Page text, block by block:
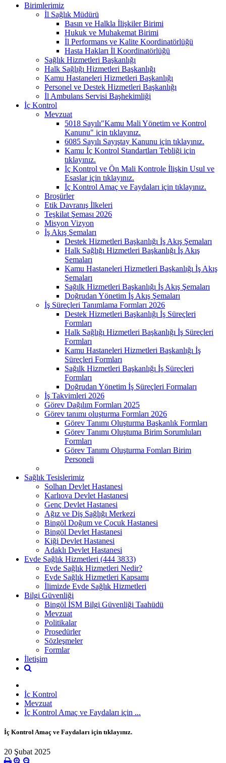
Birimlerimiz
İl Sağlık Müdürü
Basın ve Halkla İlişkiler Birimi
Hukuk ve Muhakemat Birimi
İl Performans ve Kalite Koordinatörlüğü
Hasta Hakları İl Koordinatörlüğü
Sağlık Hizmetleri Başkanlığı
Halk Sağlığı Hizmetleri Başkanlığı
Kamu Hastaneleri Hizmetleri Başkanlığı
Personel ve Destek Hizmetleri Başkanlığı
İl Ambulans Servisi Başhekimliği
İç Kontrol
Mevzuat
5018 Sayılı"Kamu Mali Yönetim ve Kontrol
Kanunu" için tıklayınız.
6085 Sayılı Sayıştay Kanunu için tıklayınız.
Kamu İç Kontrol Standartları Tebliği için
tıklayınız.
İç Kontrol ve Ön Mali Kontrole İlişkin Usul ve
Esaslar için tıklayınız.
İç Kontrol Amaç ve Faydaları için tıklayınız.
Broşürler
Etik Davranış İlkeleri
Teşkilat Şeması 2026
Misyon Vizyon
İş Akış Şemaları
Destek Hizmetleri Başkanlığı İş Akış Şemaları
Halk Sağlığı Hizmetleri Başkanlığı İş Akış
Şemaları
Kamu Hastaneleri Hizmetleri Başkanlığı İş Akış
Şemaları
Sağılk Hizmetleri Başkanlığı İş Akış Şemaları
Doğrudan Yönetim İş Akış Şemaları
İş Süreçleri Tanımlama Formları 2026
Destek Hizmetleri Başkanlığı İş Süreçleri
Formları
Halk Sağlığı Hizmetleri Başkanlığı İş Süreçleri
Formları
Kamu Hastaneleri Hizmetleri Başkanlığı İş
Süreçleri Formları
Sağılk Hizmetleri Başkanlığı İş Süreçleri
Formları
Doğrudan Yönetim İş Süreçleri Formaları
İş Takvimleri 2026
Görev Dağılım Formları 2025
Görev tanımı oluşturma Formları 2026
Görev Tanımı Oluşturma Başkanlık Formları
Görev Tanımı Oluştuma Birim Sorumluları
Formları
Görev Tanımı Oluşturma Fomları Birim
Personeli
Sağlık Tesislerimiz
Solhan Devlet Hastanesi
Karlıova Devlet Hastanesi
Genç Devlet Hastanesi
Ağız ve Diş Sağlığı Merkezi
Bingöl Doğum ve Çocuk Hastanesi
Bingöl Devlet Hastanesi
Kiği Devlet Hastanesi
Adaklı Devlet Hastanesi
Evde Sağlık Hizmetleri (444 3833)
Evde Sağlık Hizmetleri Nedir?
Evde Sağlık Hizmetleri Kapsamı
İlimizde Evde Sağlık Hizmetleri
Bilgi Güvenliği
Bingöl İSM Bilgi Güvenliği Taahüdü
Mevzuat
Politikalar
Prosedürler
Sözleşmeler
Formlar
İletişim
İç Kontrol
Mevzuat
İç Kontrol Amaç ve Faydaları için ...
İç Kontrol Amaç ve Faydaları için tıklayınız.
20 Şubat 2025